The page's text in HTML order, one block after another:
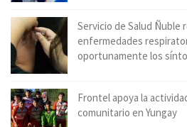
Servicio de Salud Ñuble
enfermedades
oportunamente los
Frontel apoya la
comunitario en Yungay